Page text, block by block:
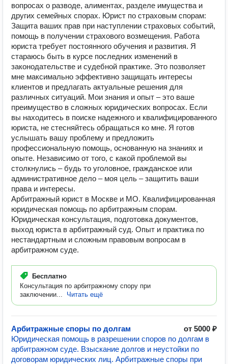
вопросах о разводе, алиментах, разделе имущества и
других семейных спорах. Юрист по страховым спорам:
Защита ваших прав при наступлении страховых событий,
помощь в получении страхового возмещения. Работа
юриста требует постоянного обучения и развития. Я
стараюсь быть в курсе последних изменений в
законодательстве и судебной практике. Это позволяет
мне максимально эффективно защищать интересы
клиентов и предлагать актуальные решения для
различных ситуаций. Мои знания и опыт – это ваше
преимущество в сложных юридических вопросах. Если
вы находитесь в поиске надежного и квалифицированного
юриста, не стесняйтесь обращаться ко мне. Я готов
услышать вашу проблему и предложить
профессиональную помощь, основанную на знаниях и
опыте. Независимо от того, с какой проблемой вы
столкнулись – будь то уголовное, гражданское или
административное дело – моя цель – защитить ваши
права и интересы.
Арбитражный юрист в Москве и МО. Квалифицированная
юридическая помощь по арбитражным спорам.
Юридическая консультация, подготовка документов,
выход юриста в арбитражный суд. Опыт и практика по
нестандартным и сложным правовым вопросам в
арбитражном суде.
Бесплатно
Консультация по арбитражному спору при
заключении...
Читать ещё
Арбитражные споры по долгам
от 5000 ₽
Юридическая помощь в разрешении споров по долгам в
арбитражном суде. Взыскание долгов и неустойки по
договорам юридических лиц. Арбитражные споры при